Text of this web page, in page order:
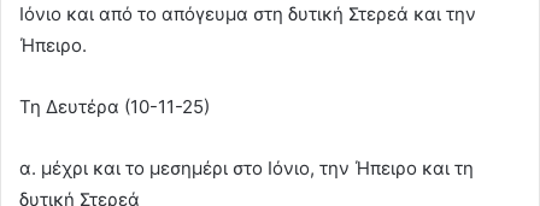
Ιόνιο και από το απόγευμα στη δυτική Στερεά και την
Ήπειρο.
Τη Δευτέρα (10-11-25)
α. μέχρι και το μεσημέρι στο Ιόνιο, την Ήπειρο και τη
δυτική Στερεά